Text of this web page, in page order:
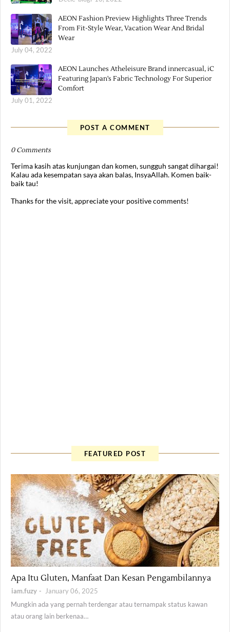
AEON Fashion Preview Highlights Three Trends
From Fit-Style Wear, Vacation Wear And Bridal
Wear
July 04, 2022
AEON Launches Atheleisure Brand innercasual, iC
Featuring Japan's Fabric Technology For Superior
Comfort
July 01, 2022
POST A COMMENT
0 Comments
Terima kasih atas kunjungan dan komen, sungguh sangat dihargai!
Kalau ada kesempatan saya akan balas, InsyaAllah. Komen baik-
baik tau!
Thanks for the visit, appreciate your positive comments!
FEATURED POST
Apa Itu Gluten, Manfaat Dan Kesan Pengambilannya
iam.fuzy
January 06, 2025
Mungkin ada yang pernah terdengar atau ternampak status kawan
atau orang lain berkenaa…